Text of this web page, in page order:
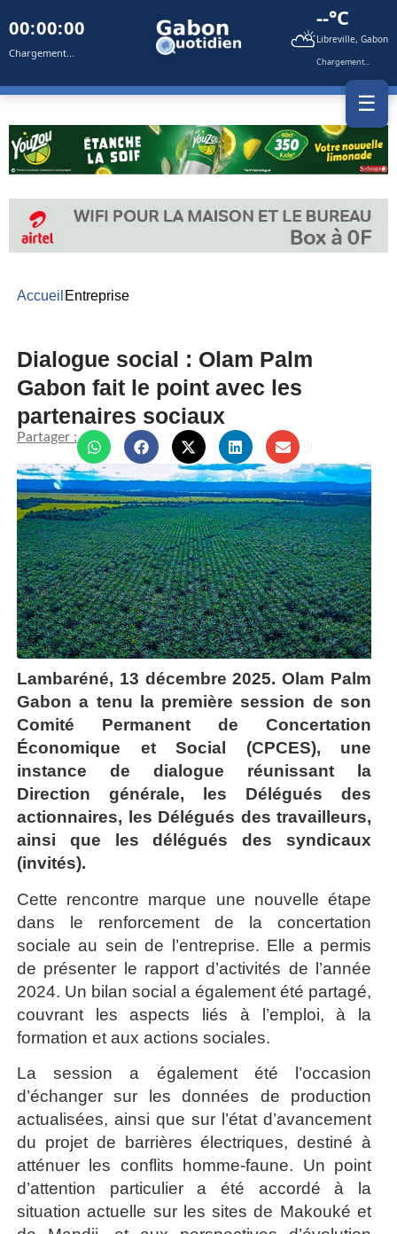
00:00:00
Chargement... ⛅
--°C
Libreville, Gabon
Chargement...
☰
Accueil Entreprise
Dialogue social : Olam Palm
Gabon fait le point avec les
partenaires sociaux
Partager :
Lambaréné, 13 décembre 2025. Olam Palm
Gabon a tenu la première session de son
Comité Permanent de Concertation
Économique et Social (CPCES), une
instance de dialogue réunissant la
Direction générale, les Délégués des
actionnaires, les Délégués des travailleurs,
ainsi que les délégués des syndicaux
(invités).
Cette rencontre marque une nouvelle étape
dans le renforcement de la concertation
sociale au sein de l’entreprise. Elle a permis
de présenter le rapport d’activités de l’année
2024. Un bilan social a également été partagé,
couvrant les aspects liés à l’emploi, à la
formation et aux actions sociales.
La session a également été l’occasion
d’échanger sur les données de production
actualisées, ainsi que sur l’état d’avancement
du projet de barrières électriques, destiné à
atténuer les conflits homme-faune. Un point
d’attention particulier a été accordé à la
situation actuelle sur les sites de Makouké et